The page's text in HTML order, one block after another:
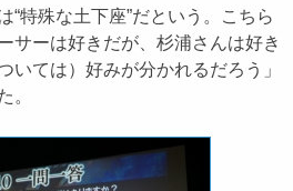
特殊な土下座”だという。こちら
サーは好きだが、杉浦さんは好き
いては）好みが分かれるだろう」
。